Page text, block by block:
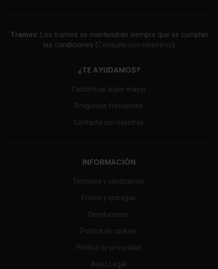
Tramos: Los tramos se mantendrán siempre que se cumplan
las condiciones (Consulte con nosotros)
¿TE AYUDAMOS?
Cachimbas al por mayor
Preguntas frecuentes
Contacta con nosotros
INFORMACIÓN
Términos y condiciones
Envíos y entregas
Devoluciones
Política de cookies
Política de privacidad
Aviso Legal